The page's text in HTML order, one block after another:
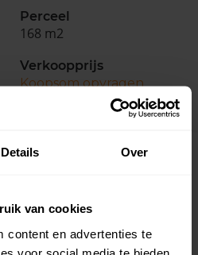
Details Over
van cookies
content en advertenties te
voor social media te bieden
Perceel
168 m2
Verkoopprijs
Koopsom opvragen